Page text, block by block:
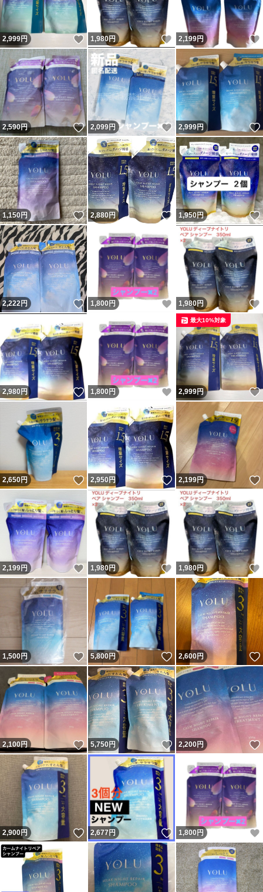
2,999円 いいね！
1,980円 いいね！
2,199円
2,590円 いいね！
2,099円 いいね！
2,999円
1,150円 いいね！
2,880円 いいね！
1,950円
2,222円 いいね！
1,800円 いいね！
1,980円
2,980 円 いいね！
1,800円 いいね！
2,999円
最大10%対象
2,650円 いいね！
2,950 円 いいね！
2,199円
2,199円 いいね！
1,980円 いいね！
1,980円
1,500円 いいね！
5,800円 いいね！
2,600円
2,100円 いいね！
5,750円 いいね！
2,200円
2,900円 いいね！
2,677円 いいね！
1,800円